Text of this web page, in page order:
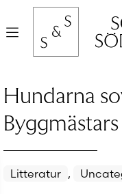
Hyppää
Valikko
Hundarna
Litteratur ,